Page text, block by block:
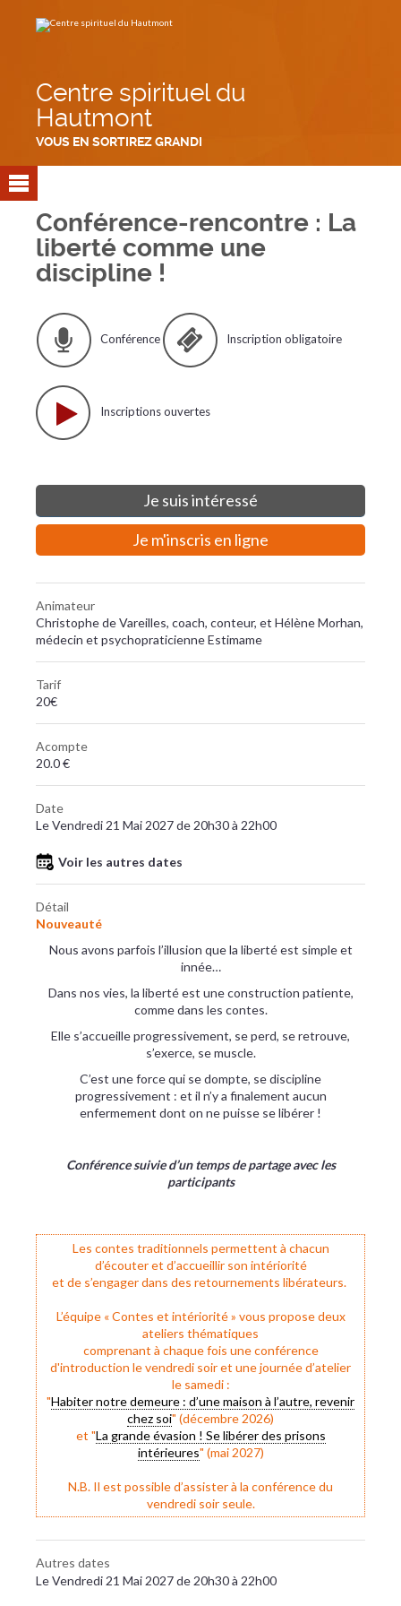
contenu.
Centre spirituel du
Hautmont
VOUS EN SORTIREZ GRANDI
Conférence-rencontre : La
liberté comme une
discipline !
Conférence Inscription obligatoire
Inscriptions ouvertes
Je suis intéressé
Je m'inscris en ligne
Animateur
Christophe de Vareilles, coach, conteur, et Hélène Morhan,
médecin et psychopraticienne Estimame
Tarif
20€
Acompte
20.0 €
Date
Le Vendredi 21 Mai 2027 de 20h30 à 22h00
Voir les autres dates
Détail
Nouveauté
Nous avons parfois l’illusion que la liberté est simple et
innée…
Dans nos vies, la liberté est une construction patiente,
comme dans les contes.
Elle s’accueille progressivement, se perd, se retrouve,
s’exerce, se muscle.
C’est une force qui se dompte, se discipline
progressivement : et il n’y a finalement aucun
enfermement dont on ne puisse se libérer !
Conférence suivie d’un temps de partage avec les
participants
Les contes traditionnels permettent à chacun
d’écouter et d’accueillir son intériorité
et de s’engager dans des retournements libérateurs.
L’équipe « Contes et intériorité » vous propose deux
ateliers thématiques
comprenant à chaque fois une conférence
d'introduction le vendredi soir et une journée d’atelier
le samedi :
"Habiter notre demeure : d’une maison à l’autre, revenir
chez soi" (décembre 2026)
et "La grande évasion ! Se libérer des prisons
intérieures" (mai 2027)
N.B. Il est possible d’assister à la conférence du
vendredi soir seule.
Autres dates
Le Vendredi 21 Mai 2027 de 20h30 à 22h00